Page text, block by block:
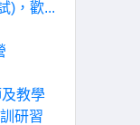
)，歡...
教學
研習